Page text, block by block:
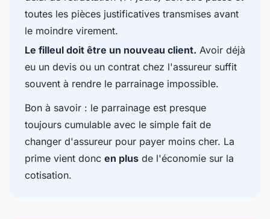
toutes les pièces justificatives transmises avant
le moindre virement.
Le filleul doit être un nouveau client. Avoir déjà
eu un devis ou un contrat chez l'assureur suffit
souvent à rendre le parrainage impossible.
Bon à savoir : le parrainage est presque
toujours cumulable avec le simple fait de
changer d'assureur pour payer moins cher. La
prime vient donc en plus de l'économie sur la
cotisation.